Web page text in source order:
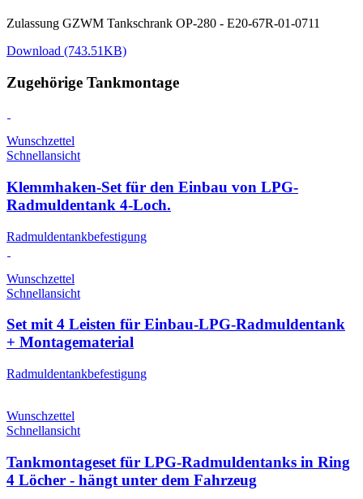
Zulassung GZWM Tankschrank OP-280 - E20-67R-01-0711
Download (743.51KB)
Zugehörige Tankmontage
Wunschzettel
Schnellansicht
Klemmhaken-Set für den Einbau von LPG-
Radmuldentank 4-Loch.
Radmuldentankbefestigung
Wunschzettel
Schnellansicht
Set mit 4 Leisten für Einbau-LPG-Radmuldentank
+ Montagematerial
Radmuldentankbefestigung
Wunschzettel
Schnellansicht
Tankmontageset für LPG-Radmuldentanks in Ring
4 Löcher - hängt unter dem Fahrzeug